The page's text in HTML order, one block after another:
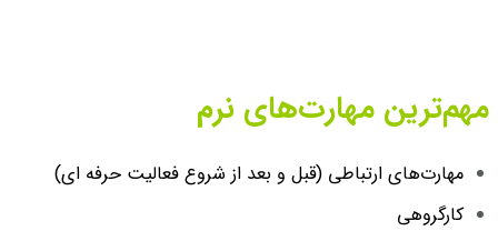
مهم‌ترین مهارت‌های نرم
مهارت‌های ارتباطی (قبل و بعد از شروع فعالیت حرفه ای)
کارگروهی